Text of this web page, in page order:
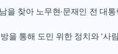
을 찾아 노무현·문재인 전 대
을 통해 도민 위한 정치와 '사